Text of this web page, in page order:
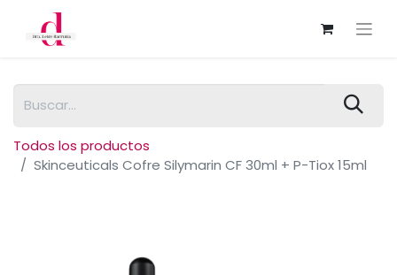
Todos los productos
Skinceuticals Cofre Silymarin CF 30ml + P-Tiox 15ml